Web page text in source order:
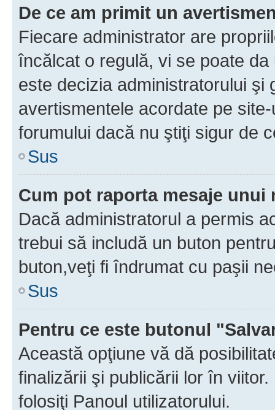
De ce am primit un
Fiecare administrator are
încălcat o regulă, vi se poate
este decizia administratorului şi
avertismentele acordate pe
forumului dacă nu ştiţi sigur de
Sus
Cum pot raporta mesaje unui
Dacă administratorul a permis
trebui să includă un buton
buton,veţi fi îndrumat cu paşii
Sus
Pentru ce este butonul
Această opţiune vă dă
finalizării şi publicării lor în
folosiţi Panoul utilizatorului.